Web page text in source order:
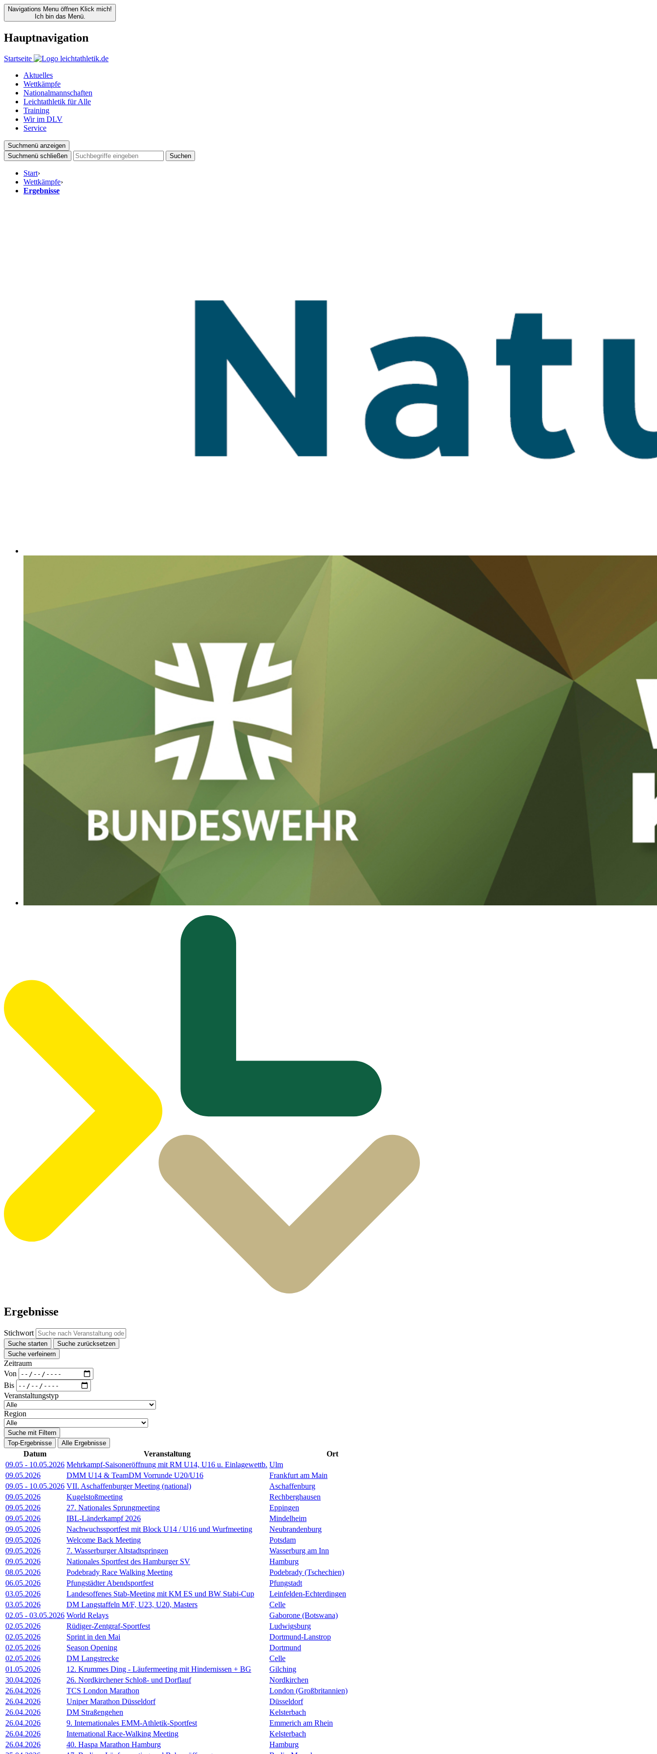
Navigations Menu öffnen Klick mich!
Ich bin das Menü.
Hauptnavigation
Startseite
Aktuelles
Wettkämpfe
Nationalmannschaften
Leichtathletik für Alle
Training
Wir im DLV
Service
Suchmenü anzeigen
Suchmenü schließen
Suchen
Start›
Wettkämpfe›
Ergebnisse
Ergebnisse
Stichwort
Suche starten
Suche zurücksetzen
Suche verfeinern
Zeitraum
Von
Bis
Veranstaltungstyp
Region
Suche mit Filtern
Top-Ergebnisse
Alle Ergebnisse
Datum Veranstaltung
Ort
09.05 - 10.05.2026 Mehrkampf-Saisoneröffnung mit RM U14, U16 u. Einlagewettb. Ulm
09.05.2026
DMM U14 & TeamDM Vorrunde U20/U16
Frankfurt am Main
09.05 - 10.05.2026 VII. Aschaffenburger Meeting (national)
Aschaffenburg
09.05.2026
Kugelstoßmeeting
Rechberghausen
09.05.2026
27. Nationales Sprungmeeting
Eppingen
09.05.2026
IBL-Länderkampf 2026
Mindelheim
09.05.2026
Nachwuchssportfest mit Block U14 / U16 und Wurfmeeting
Neubrandenburg
09.05.2026
Welcome Back Meeting
Potsdam
09.05.2026
7. Wasserburger Altstadtspringen
Wasserburg am Inn
09.05.2026
Nationales Sportfest des Hamburger SV
Hamburg
08.05.2026
Podebrady Race Walking Meeting
Podebrady (Tschechien)
06.05.2026
Pfungstädter Abendsportfest
Pfungstadt
03.05.2026
Landesoffenes Stab-Meeting mit KM ES und BW Stabi-Cup
Leinfelden-Echterdingen
03.05.2026
DM Langstaffeln M/F, U23, U20, Masters
Celle
02.05 - 03.05.2026 World Relays
Gaborone (Botswana)
02.05.2026
Rüdiger-Zentgraf-Sportfest
Ludwigsburg
02.05.2026
Sprint in den Mai
Dortmund-Lanstrop
02.05.2026
Season Opening
Dortmund
02.05.2026
DM Langstrecke
Celle
01.05.2026
12. Krummes Ding - Läufermeeting mit Hindernissen + BG
Gilching
30.04.2026
26. Nordkirchener Schloß- und Dorflauf
Nordkirchen
26.04.2026
TCS London Marathon
London (Großbritannien)
26.04.2026
Uniper Marathon Düsseldorf
Düsseldorf
26.04.2026
DM Straßengehen
Kelsterbach
26.04.2026
9. Internationales EMM-Athletik-Sportfest
Emmerich am Rhein
26.04.2026
International Race-Walking Meeting
Kelsterbach
26.04.2026
40. Haspa Marathon Hamburg
Hamburg